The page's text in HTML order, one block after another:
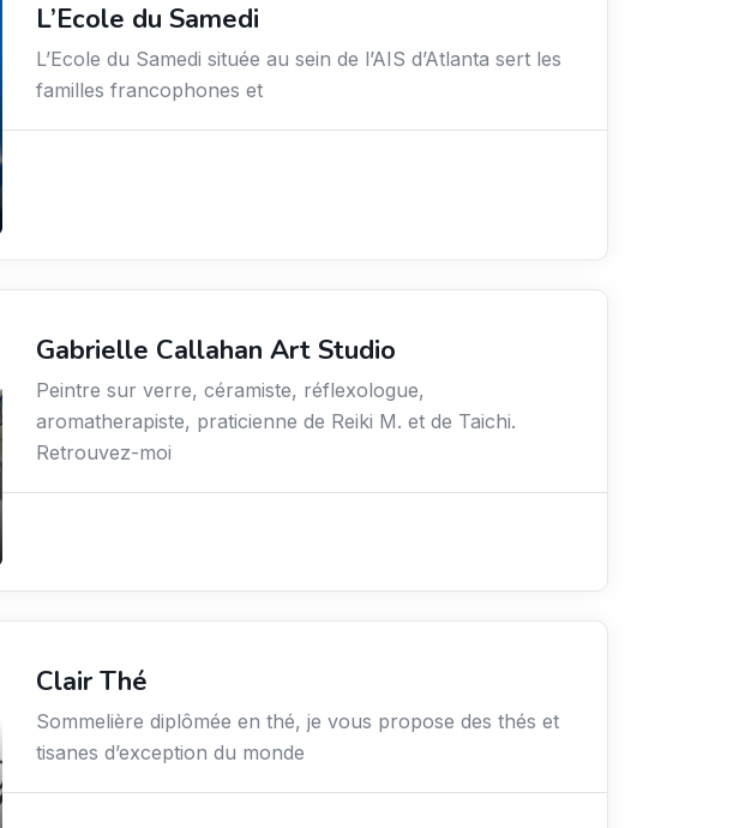
L’Ecole du Samedi
L’Ecole du Samedi située au sein de l’AIS d’Atlanta sert les
familles francophones et
Gabrielle Callahan Art Studio
Peintre sur verre, céramiste, réflexologue,
aromatherapiste, praticienne de Reiki M. et de Taichi.
Retrouvez-moi
Clair Thé
Sommelière diplômée en thé, je vous propose des thés et
tisanes d’exception du monde